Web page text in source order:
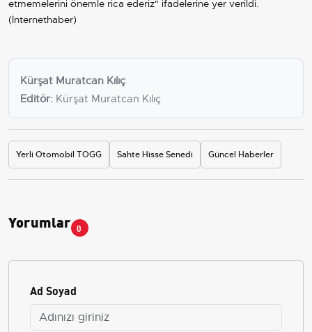
etmemelerini önemle rica ederiz" ifadelerine yer verildi.
(İnternethaber)
Kürşat Muratcan Kılıç
Editör: Kürşat Muratcan Kılıç
Yerli Otomobil TOGG Sahte Hisse Senedi Güncel Haberler
Yorumlar 0
Ad Soyad